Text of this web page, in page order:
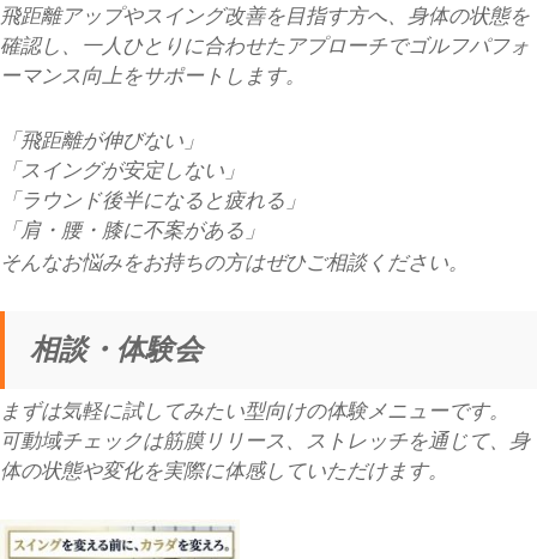
飛距離アップやスイング改善を目指す方へ、身体の状態を
確認し、一人ひとりに合わせたアプローチでゴルフパフォ
ーマンス向上をサポートします。
「飛距離が伸びない」
「スイングが安定しない」
「ラウンド後半になると疲れる」
「肩・腰・膝に不案がある」
そんなお悩みをお持ちの方はぜひご相談ください。
相談・体験会
まずは気軽に試してみたい型向けの体験メニューです。
可動域チェックは筋膜リリース、ストレッチを通じて、身
体の状態や変化を実際に体感していただけます。